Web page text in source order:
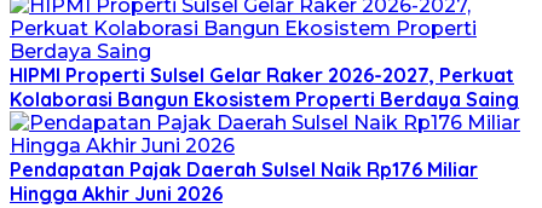
HIPMI Properti Sulsel Gelar Raker 2026-2027, Perkuat
Kolaborasi Bangun Ekosistem Properti Berdaya Saing
Pendapatan Pajak Daerah Sulsel Naik Rp176 Miliar
Hingga Akhir Juni 2026